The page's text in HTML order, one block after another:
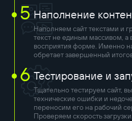
5 Наполнение
Наполняем сайт текстами и
текст не единым массивом, а
восприятия форме. Именно
обретает завершенный
6 Тестирование и
Тщательно тестируем сайт,
технические ошибки и
переносим его на рабочий
Проверяем скорость загрузки.